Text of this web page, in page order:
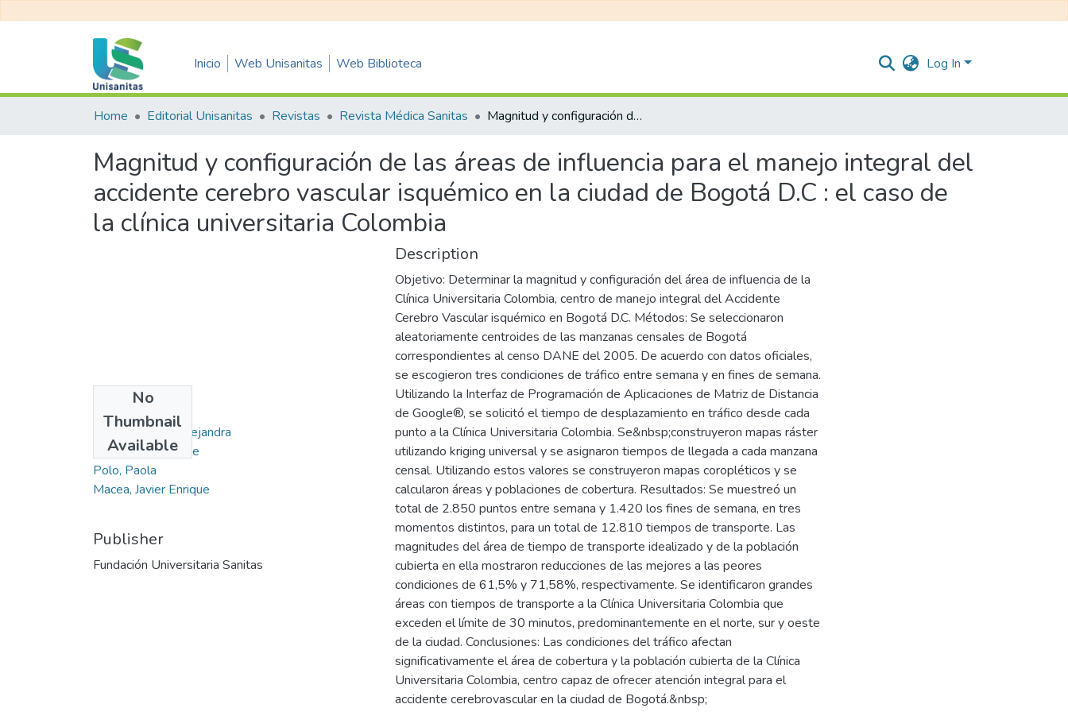
Inicio Web Unisanitas Web Biblioteca Log In
Home Editorial Unisanitas Revistas Revista Médica Sanitas Magnitud y configuración de las áreas de influencia para el manejo integral del accidente cerebro vascular isquémico en la ciudad de Bogotá D.C : el caso de la clínica universitaria Colombia
Magnitud y configuración de las áreas de influencia para el manejo integral del
accidente cerebro vascular isquémico en la ciudad de Bogotá D.C : el caso de
la clínica universitaria Colombia
No
Thumbnail
Available
Authors
Palacios, María Alejandra
Pradilla, Iván Felipe
Polo, Paola
Macea, Javier Enrique
Publisher
Fundación Universitaria Sanitas
Description
Objetivo: Determinar la magnitud y configuración del área de influencia de la
Clínica Universitaria Colombia, centro de manejo integral del Accidente
Cerebro Vascular isquémico en Bogotá D.C. Métodos: Se seleccionaron
aleatoriamente centroides de las manzanas censales de Bogotá
correspondientes al censo DANE del 2005. De acuerdo con datos oficiales,
se escogieron tres condiciones de tráfico entre semana y en fines de semana.
Utilizando la Interfaz de Programación de Aplicaciones de Matriz de Distancia
de Google®, se solicitó el tiempo de desplazamiento en tráfico desde cada
punto a la Clínica Universitaria Colombia. Se&nbsp;construyeron mapas ráster
utilizando kriging universal y se asignaron tiempos de llegada a cada manzana
censal. Utilizando estos valores se construyeron mapas coropléticos y se
calcularon áreas y poblaciones de cobertura. Resultados: Se muestreó un
total de 2.850 puntos entre semana y 1.420 los fines de semana, en tres
momentos distintos, para un total de 12.810 tiempos de transporte. Las
magnitudes del área de tiempo de transporte idealizado y de la población
cubierta en ella mostraron reducciones de las mejores a las peores
condiciones de 61,5% y 71,58%, respectivamente. Se identificaron grandes
áreas con tiempos de transporte a la Clínica Universitaria Colombia que
exceden el límite de 30 minutos, predominantemente en el norte, sur y oeste
de la ciudad. Conclusiones: Las condiciones del tráfico afectan
significativamente el área de cobertura y la población cubierta de la Clínica
Universitaria Colombia, centro capaz de ofrecer atención integral para el
accidente cerebrovascular en la ciudad de Bogotá.&nbsp;